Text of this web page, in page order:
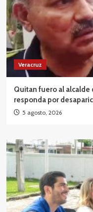
Veracruz
Quitan fuero al alcalde
responda por
5 agosto, 2026